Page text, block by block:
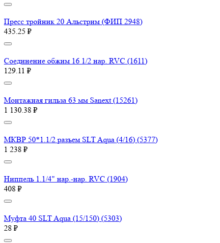
Пресс тройник 20 Aльстрим (ФИП 2948)
435.25 ₽
Соединение обжим 16 1/2 нар. RVC (1611)
129.11 ₽
Монтажная гильза 63 мм Sanext (15261)
1 130.38 ₽
МКВР 50*1.1/2 разъем SLT Aqua (4/16) (5377)
1 238 ₽
Ниппель 1.1/4" нар.-нар. RVC (1904)
408 ₽
Муфта 40 SLT Aqua (15/150) (5303)
28 ₽